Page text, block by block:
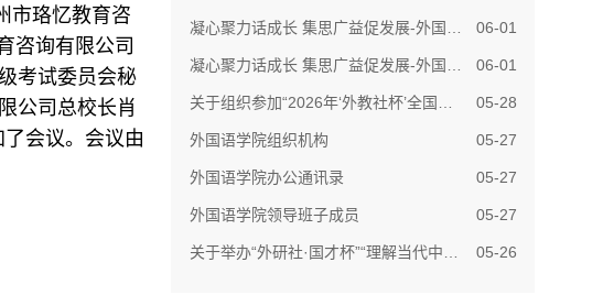
市珞忆教育咨
咨询有限公司
考试委员会秘
公司总校长肖
会议。会议由
06-01
06-01
05-28
外国语学院组织机构 05-27
外国语学院办公通讯录 05-27
外国语学院领导班子成员 05-27
05-26